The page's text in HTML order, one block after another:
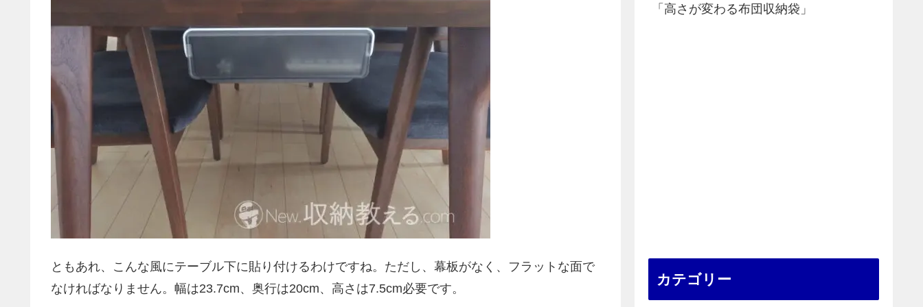
ともあれ、こんな風にテーブル下に貼り付けるわけですね。ただし、幕板がなく、フラットな面で
なければなりません。幅は23.7cm、奥行は20cm、高さは7.5cm必要です。
「高さが変わる布団収納袋」
カテゴリー